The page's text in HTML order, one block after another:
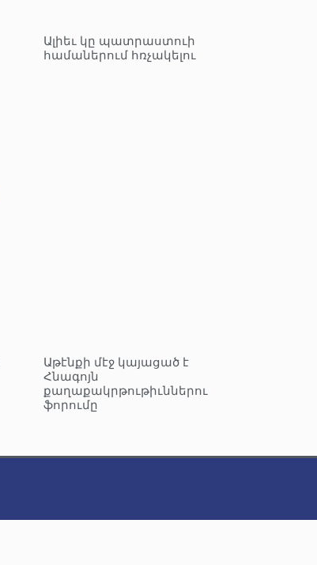
Ալիեւ կը պատրաստուի
համաներում հռչակելու
Աթէնքի մէջ կայացած է
Հնագոյն
քաղաքակրթութիւններու
ֆորումը